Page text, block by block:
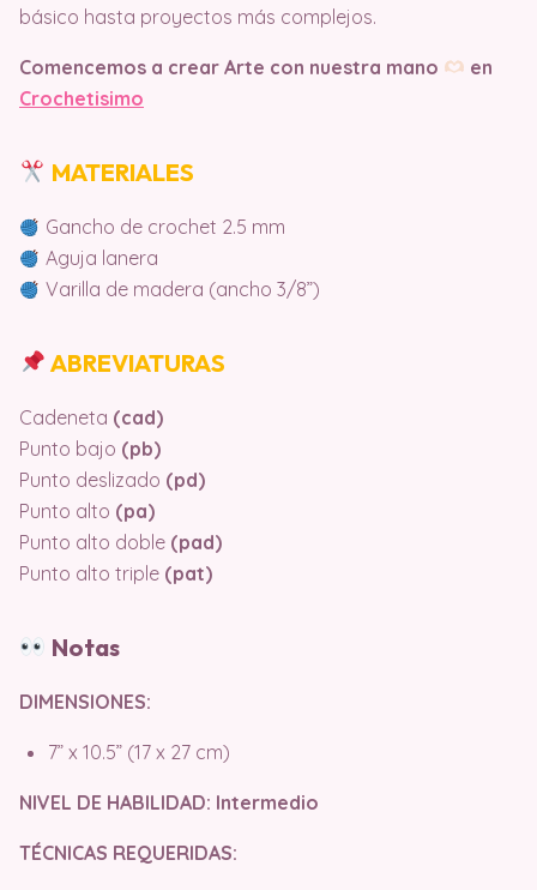
básico hasta proyectos más complejos.
Comencemos a crear Arte con nuestra mano
en
Crochetisimo
MATERIALES
Gancho de crochet 2.5 mm
Aguja lanera
Varilla de madera (ancho 3/8”)
ABREVIATURAS
Cadeneta (cad)
Punto bajo (pb)
Punto deslizado (pd)
Punto alto (pa)
Punto alto doble (pad)
Punto alto triple (pat)
Notas
DIMENSIONES:
7” x 10.5” (17 x 27 cm)
NIVEL DE HABILIDAD: Intermedio
TÉCNICAS REQUERIDAS: